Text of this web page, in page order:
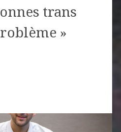
trans
»